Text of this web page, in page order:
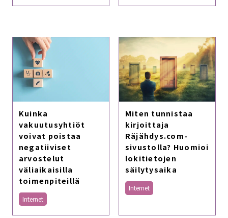
Kuinka
vakuutusyhtiöt
voivat poistaa
negatiiviset
arvostelut
väliaikaisilla
toimenpiteillä
Internet
Miten tunnistaa
kirjoittaja
Räjähdys.com-
sivustolla? Huomioi
lokitietojen
säilytysaika
Internet